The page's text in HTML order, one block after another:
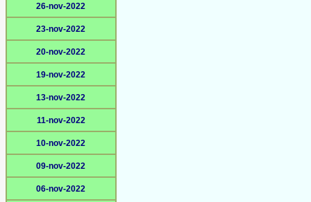
26-nov-2022
23-nov-2022
20-nov-2022
19-nov-2022
13-nov-2022
11-nov-2022
10-nov-2022
09-nov-2022
06-nov-2022